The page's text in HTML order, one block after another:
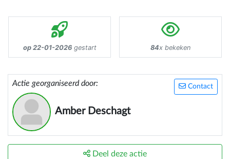
op 22-01-2026gestart 84x bekeken
Contact
Actie georganiseerd door:
Amber Deschagt
Deel deze actie